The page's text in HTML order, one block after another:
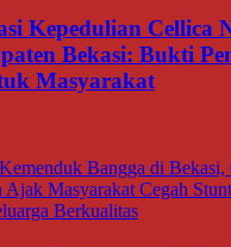
Kepedulian Cellica
Bekasi: Bukti
Masyarakat